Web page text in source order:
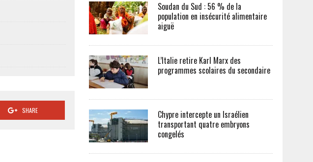
SHARE
Soudan du Sud : 56 % de la
population en insécurité alimentaire
aiguë
L’Italie retire Karl Marx des
programmes scolaires du secondaire
Chypre intercepte un Israélien
transportant quatre embryons
congelés